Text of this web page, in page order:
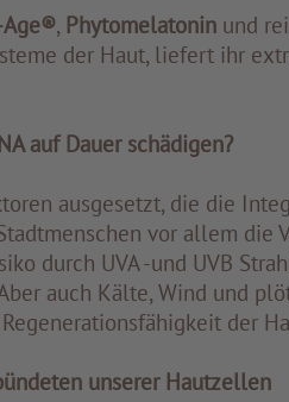
, Phytomelatoninund
der Haut, liefert ihr
auf Dauer schädigen?
ausgesetzt, die die
vor allem
durch UVA -und UVB
auch Kälte, Wind und
der
unserer Hautzellen